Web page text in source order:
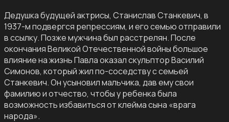
Дедушка будущей актрисы, Станислав Станкевич, в
1937-м подвергся репрессиям, и его семью отправили
в ссылку. Позже мужчина был расстрелян. После
окончания Великой Отечественной войны большое
влияние на жизнь Павла оказал скульптор Василий
Симонов, который жил по-соседству с семьей
Станкевич. Он усыновил мальчика, дав ему свои
фамилию и отчество, чтобы у ребенка была
возможность избавиться от клейма сына «врага
народа».